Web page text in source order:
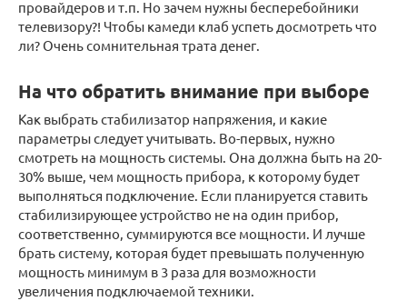
провайдеров и т.п. Но зачем нужны бесперебойники
телевизору?! Чтобы камеди клаб успеть досмотреть что
ли? Очень сомнительная трата денег.
На что обратить внимание при выборе
Как выбрать стабилизатор напряжения, и какие
параметры следует учитывать. Во-первых, нужно
смотреть на мощность системы. Она должна быть на 20-
30% выше, чем мощность прибора, к которому будет
выполняться подключение. Если планируется ставить
стабилизирующее устройство не на один прибор,
соответственно, суммируются все мощности. И лучше
брать систему, которая будет превышать полученную
мощность минимум в 3 раза для возможности
увеличения подключаемой техники.